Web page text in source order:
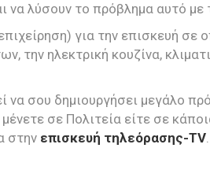
να λύσουν το πρόβλημα αυτό με
για την επισκευή
την ηλεκτρική κουζίνα,
σου δημιουργήσει μεγάλο
σε Πολιτεία είτε σε
στην επισκευή τηλεόρασης-TV